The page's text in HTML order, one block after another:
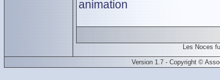
animation
Les Noces
Version 1.7 - Copyright ©